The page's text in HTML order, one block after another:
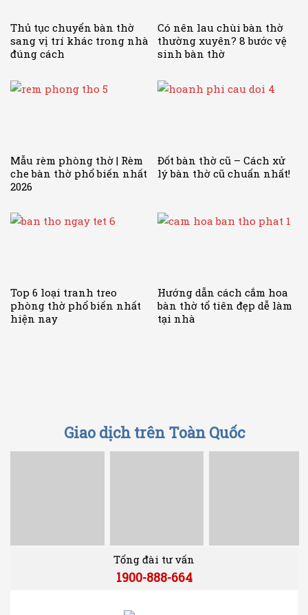
Thủ tục chuyển bàn thờ
sang vị trí khác trong nhà
đúng cách
Có nên lau chùi bàn thờ
thường xuyên? 8 bước vệ
sinh bàn thờ
Mẫu rèm phòng thờ | Rèm
che bàn thờ phổ biến nhất
2026
Đốt bàn thờ cũ – Cách xử
lý bàn thờ cũ chuẩn nhất!
Top 6 loại tranh treo
phòng thờ phổ biến nhất
hiện nay
Hướng dẫn cách cắm hoa
bàn thờ tổ tiên đẹp dễ làm
tại nhà
Giao dịch trên Toàn Quốc
Tổng đài tư vấn
1900-888-664